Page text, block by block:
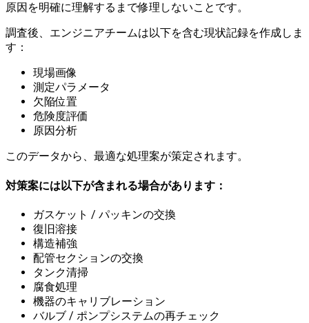
原因を明確に理解するまで修理しないことです。
調査後、エンジニアチームは以下を含む現状記録を作成しま
す：
現場画像
測定パラメータ
欠陥位置
危険度評価
原因分析
このデータから、最適な処理案が策定されます。
対策案には以下が含まれる場合があります：
ガスケット / パッキンの交換
復旧溶接
構造補強
配管セクションの交換
タンク清掃
腐食処理
機器のキャリブレーション
バルブ / ポンプシステムの再チェック